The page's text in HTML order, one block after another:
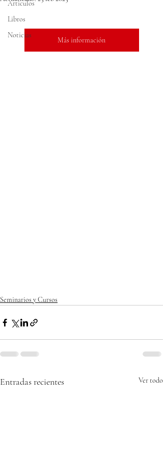
Articulos
Libros
Noticias
Más información
Seminarios y Cursos
Entradas recientes Ver todo